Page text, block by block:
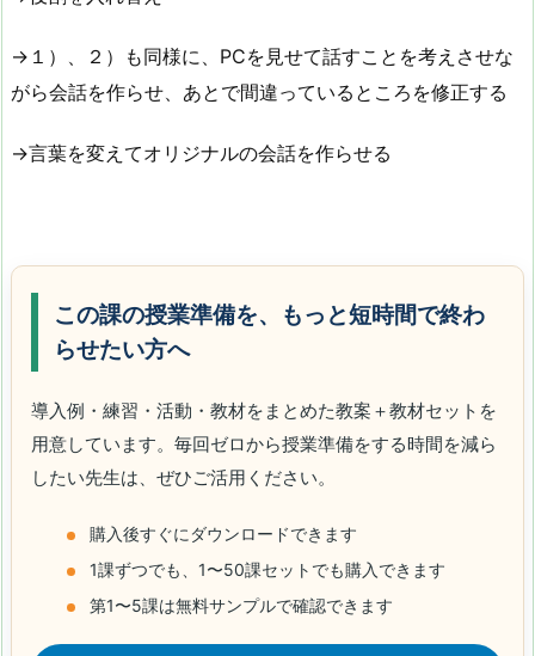
→１）、２）も同様に、PCを見せて話すことを考えさせな
がら会話を作らせ、あとで間違っているところを修正する
→言葉を変えてオリジナルの会話を作らせる
この課の授業準備を、もっと短時間で終わ
らせたい方へ
導入例・練習・活動・教材をまとめた教案＋教材セットを
用意しています。毎回ゼロから授業準備をする時間を減ら
したい先生は、ぜひご活用ください。
購入後すぐにダウンロードできます
1課ずつでも、1〜50課セットでも購入できます
第1〜5課は無料サンプルで確認できます